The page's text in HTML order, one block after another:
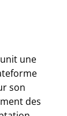
une
son
des